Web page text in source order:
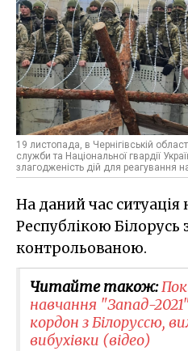
19 листопада, в Чернігівській
служби та Національної гвардії
злагодженість дій для реагування
На даний час ситуація
Республікою Білорусь
контрольованою.
Читайте також:
навчання "Запад-
кордон з Білоруссю,
вибухівки (відео)